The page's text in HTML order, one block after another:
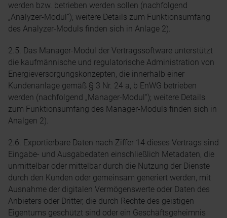
werden bzw. betrieben werden sollen (nachfolgend
„Analyzer-Modul“); weitere Details zum Funktionsumfang
des Analyzer-Moduls finden sich in Anlage 2).
2.5. Das Manager-Modul der Vertragssoftware unterstützt
die kaufmännische und regulatorische Administration von
Energieversorgungskonzepten, die innerhalb einer
Kundenanlage gemäß § 3 Nr. 24 a, b EnWG betrieben
werden (nachfolgend „Manager-Modul“); weitere Details
zum Funktionsumfang des Manager-Moduls finden sich in
Analgen 2).
2.6. Exportierbare Daten nach Ziffer 14 dieses Vertrags sind
Eingabe- und Ausgabedaten einschließlich Metadaten, die
unmittelbar oder mittelbar durch die Nutzung der Dienste
durch den Kunden oder gemeinsam generiert werden, mit
Ausnahme der digitalen Vermögenswerte oder Daten des
Anbieters oder Dritter, die durch Rechte des geistigen
Eigentums geschützt sind oder ein Geschäftsgeheimnis